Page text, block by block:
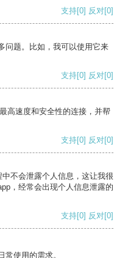
支持[0] 反对[0]
问题。比如，我可以使用它来
支持[0] 反对[0]
高速度和安全性的连接，并帮
支持[0] 反对[0]
不会泄露个人信息，这让我很
，经常会出现个人信息泄露的
支持[0] 反对[0]
使用的需求。